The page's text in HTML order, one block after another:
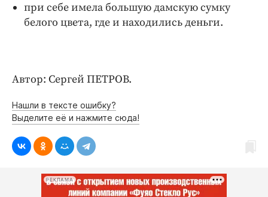
при себе имела большую дамскую сумку
белого цвета, где и находились деньги.
Автор: Сергей ПЕТРОВ.
Нашли в тексте ошибку?
Выделите её и нажмите сюда!
РЕКЛАМА